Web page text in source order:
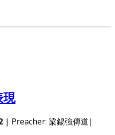
現
| Preacher: 梁錫強傳道|